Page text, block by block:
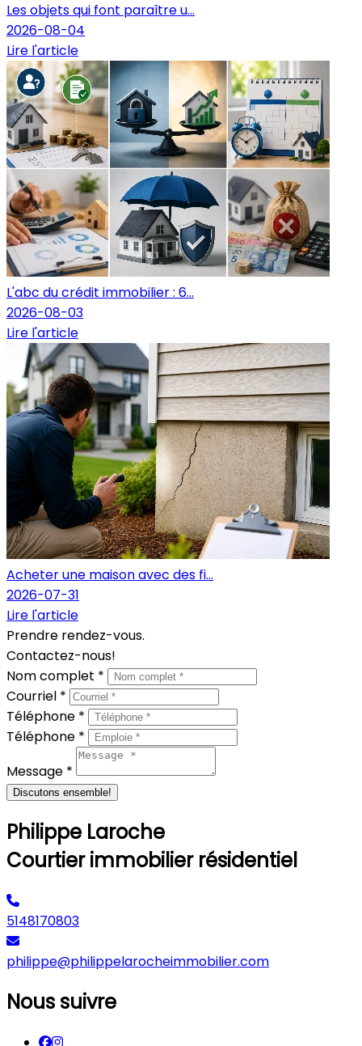
Les objets qui font paraître u...
2026-08-04
Lire l'article
L'abc du crédit immobilier : 6...
2026-08-03
Lire l'article
Acheter une maison avec des fi...
2026-07-31
Lire l'article
Prendre rendez-vous.
Contactez-nous!
Nom complet *
Courriel *
Téléphone *
Téléphone *
Message *
Discutons ensemble!
Philippe Laroche
Courtier immobilier résidentiel
5148170803
philippe@philippelarocheimmobilier.com
Nous suivre